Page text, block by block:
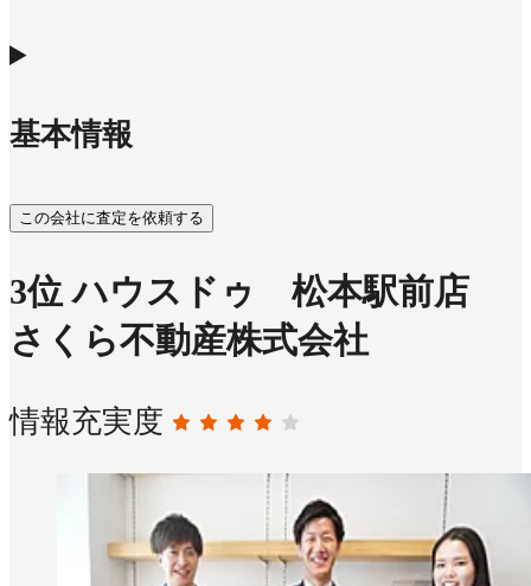
基本情報
この会社に査定を依頼する
3位ハウスドゥ 松本駅前店
さくら不動産株式会社
情報充実度